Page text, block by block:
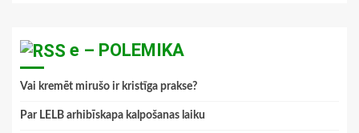
e – POLEMIKA
Vai kremēt mirušo ir kristīga prakse?
Par LELB arhibīskapa kalpošanas laiku